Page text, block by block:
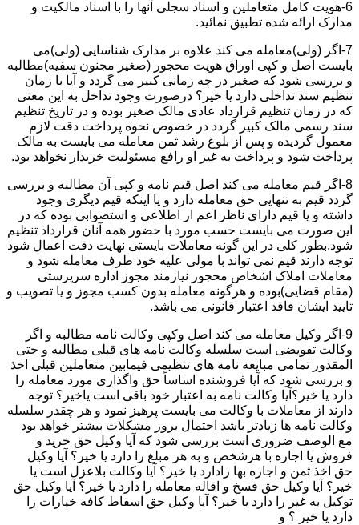
6-هویت کامل متعاملین و اسناد سجلی آنها را با اسناد مالکیت و
مدارک ارائه شده تطبیق نمائید.
7-اگر (ولی)معامله می کند علاوه بر مدارک شناسایی (ولی)می
بایست اصل و کپی اوراق هویت محجور (صغیر مجنون سفیه)مطالبه
و بررسی شود که صغیر در چه زمانی کبیر می گردد و آیا با زمان
تنظیم سند تداخلی دارد یا خیر؟ درصورت وجود تداخل به این معنی
که در زمان تنظیم قرارداد عادی مالک صغیر بوده و در تاریخ تنظیم
سند رسمی مالک کبیر گردد در خصوص نحوه پرداخت دقت لازم
معمول گردیده و پس از بلوغ رشد ثمن معامله می بایست به مالک
پرداخت شود و پرداخت به غیر او رافع مسئولیت خریدار نخواهد بود.
8-اگر قیم معامله می کند اصل قیم نامه و کپی آن مطالبه و بررسی
گردد قیم به تنهایی حق معامله دارد و یا اینکه قیم دیگری وجود
داشته و یا قیم دارای ناظر اعم از اطلاعی و استصوابی بوده که در
این صورت می بایست حسب مورد با حضور همه آنان قرارداد تنظیم
شود.بطور کلی در این گونه معاملات بایستی نهایت دقت اعمال شود
توجه دارند قیم نمی تواند با مولی علیه خود طرف معامله شود و
معاملات املاک اشخاص محجور نیازمند مجوز اداره سرپرستی
(مقام قضایی)بوده و هرگونه معامله بدون کسب مجوز و یا تصویب و
تایید ایشان فاقد اعتبار قانونی می باشد.
9-اگر وکیل معامله می کند اصل وکپی وکالت نامه مطالبه و اگر
وکالت تفویضی است سلسله وکالت نامه های قبلی مطالبه و حتی
المقدور تمامی مبایعه نامه های تنظیمی فیمابین متعاملین قبلی اخذ
و بررسی شود که آیا فروشنده اساساً حق واگذاری مورد معامله را
دارد یا خیر؟آیا وکالت نامه به اعتبار خود باقی است یاخیر؟ توجه
دارند از معاملات با وکالت می بایست پرهیز نمود و هر چقدر سلسله
وکالت نامه ها زیادتر باشد احتمال بروز مشکلات بیشتر خواهد بود
مع الوصف ضروری است بررسی شود که آیا وکیل حق خرید و
فروش یا اجاره با هرشخص و به هر مبلغ را دارد یا خیر؟ آیا وکیل
حق اخذ ثمن و اجاره بها رادارد یا خیر؟ آیا وکالت بلاعزل است یا
خیر؟ آیا وکیل حق فسخ و اقاله معامله را دارد یا خیر؟ آیا وکیل حق
توکیل به غیر را دارد یا خیر؟ آیا وکیل حق اسقاط کافه خیارات را
دارد یا خیر ؟ و